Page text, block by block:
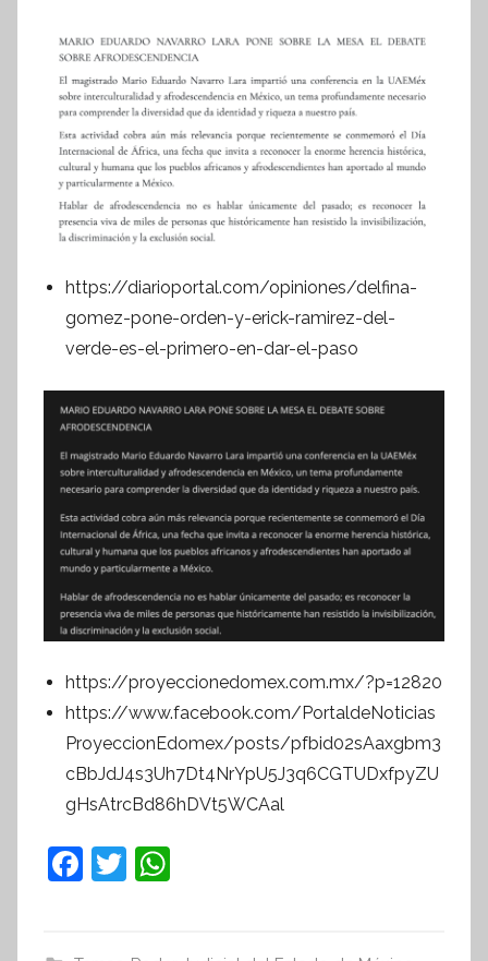
https://diarioportal.com/opiniones/delfina-
gomez-pone-orden-y-erick-ramirez-del-
verde-es-el-primero-en-dar-el-paso
https://proyeccionedomex.com.mx/?p=12820
https://www.facebook.com/PortaldeNoticias
ProyeccionEdomex/posts/pfbid02sAaxgbm3
cBbJdJ4s3Uh7Dt4NrYpU5J3q6CGTUDxfpyZU
gHsAtrcBd86hDVt5WCAal
F
T